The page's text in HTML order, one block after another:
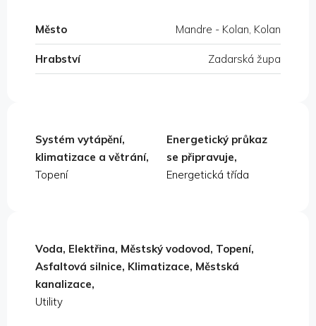
Město Mandre - Kolan, Kolan
Hrabství Zadarská župa
Systém vytápění,
klimatizace a větrání,
Topení
Energetický průkaz
se připravuje,
Energetická třída
Voda, Elektřina, Městský vodovod, Topení,
Asfaltová silnice, Klimatizace, Městská
kanalizace,
Utility